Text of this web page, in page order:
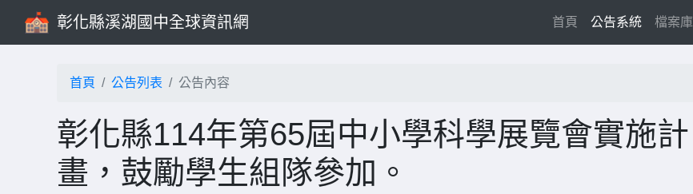
彰化縣溪湖國中全球資訊網 首頁 (current)
公告系統 檔案庫
首頁 公告列表 公告內容
彰化縣114年第65屆中小學科學展覽會實施計
畫，鼓勵學生組隊參加。